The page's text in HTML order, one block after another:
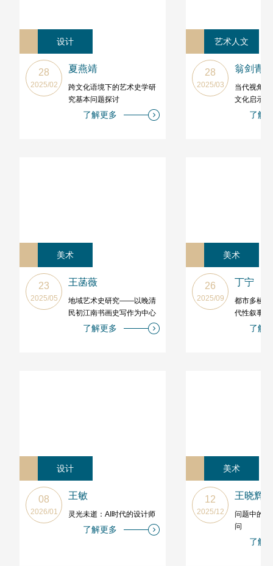
设计
28
2025/02
夏燕靖
跨文化语境下的艺术史学研
究基本问题探讨
了解更多
艺术人文
28
2025/03
翁剑青
当代视角
文化启示
寨桩意向
了解
美术
23
2025/05
王菡薇
地域艺术史研究——以晚清
民初江南书画史写作为中心
了解更多
美术
26
2025/09
丁宁
都市多棱
代性叙事
了解
设计
08
2026/01
王敏
灵光未逝：AI时代的设计师
了解更多
美术
12
2025/12
王晓辉
问题中的
问
了解